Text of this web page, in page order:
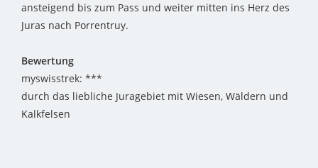
ansteigend bis zum Pass und weiter mitten ins Herz des
Juras nach Porrentruy.
Bewertung
myswisstrek: ***
durch das liebliche Juragebiet mit Wiesen, Wäldern und
Kalkfelsen